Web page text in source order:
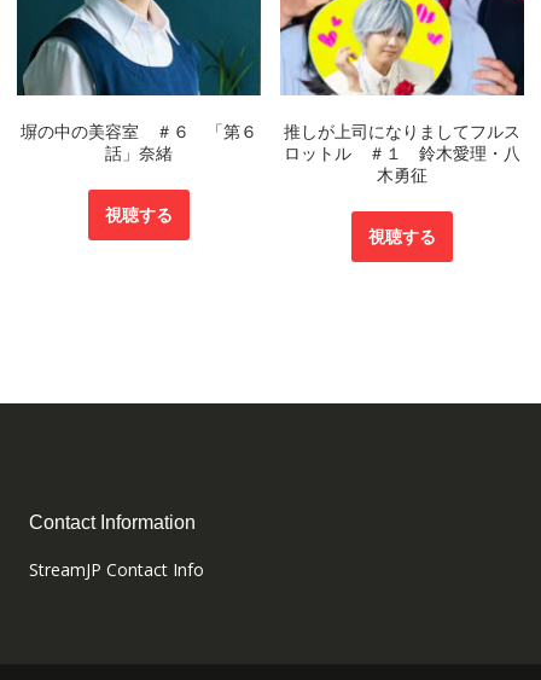
塀の中の美容室 ＃６ 「第６
話」奈緒
視聴する
推しが上司になりましてフルス
ロットル ＃１ 鈴木愛理・八
木勇征
視聴する
Contact Information
StreamJP Contact Info